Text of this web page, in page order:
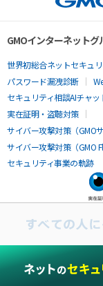
GMOインターネット
世界初総合ネットセキュ
パスワード漏洩診断
セキュリティ相談AIチャッ
実在証明・盗聴対策
サイバー攻撃対策（GMO
サイバー攻撃対策（GMO
セキュリティ事業の軌跡